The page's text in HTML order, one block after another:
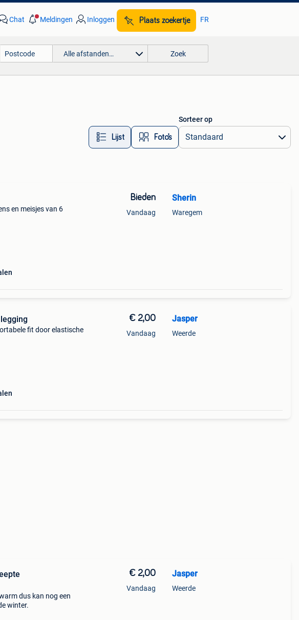
Chat Meldingen Inloggen Plaats zoekertje FR
Alle afstanden… Zoek
Lijst Foto’s
Sorteer op
en meisjes van 6
Bieden
Vandaag
Sherin
Waregem
fit door elastische
€ 2,00
Vandaag
Jasper
Weerde
dus kan nog een
winter.
€ 2,00
Vandaag
Jasper
Weerde